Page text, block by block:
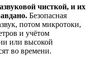
чисткой, и их
Безопасная
потом микротоки,
и учётом
или высокой
во времени.